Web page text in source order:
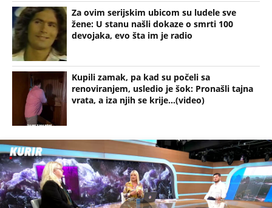
žene: U stanu našli dokaze o smrti 100
devojaka, evo šta im je radio
Kupili zamak, pa kad su počeli sa
renoviranjem, usledio je šok: Pronašli tajna
vrata, a iza njih se krije...(video)